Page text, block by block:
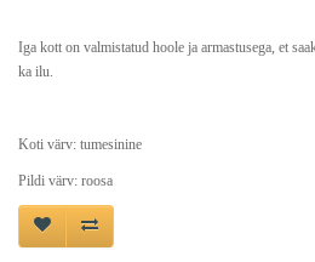
Iga kott on valmistatud hoole ja armastusega, et
ka ilu.
Koti värv: tumesinine
Pildi värv: roosa